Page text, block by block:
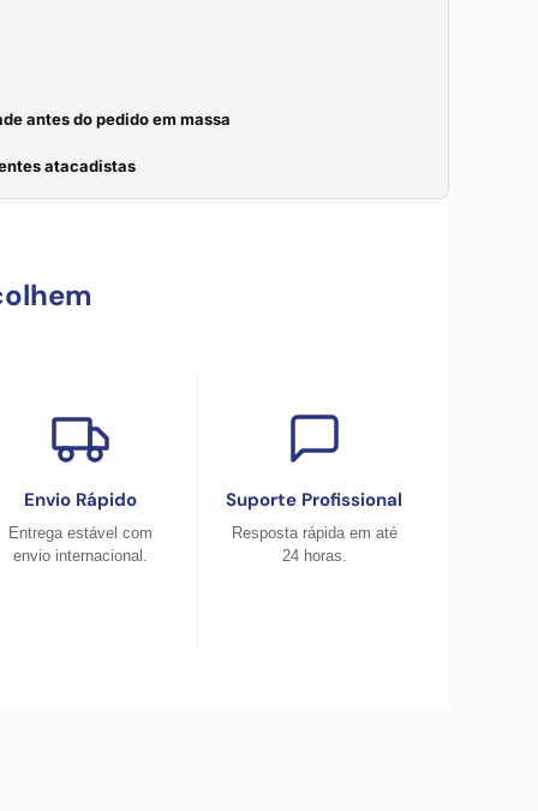
antes do pedido em massa
atacadistas
Envio Rápido
Entrega estável com
envio internacional.
Suporte Profissional
Resposta rápida em até
24 horas.